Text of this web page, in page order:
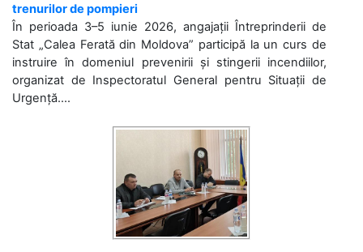
trenurilor de pompieri
În perioada 3–5 iunie 2026, angajații Întreprinderii de
Stat „Calea Ferată din Moldova” participă la un curs de
instruire în domeniul prevenirii și stingerii incendiilor,
organizat de Inspectoratul General pentru Situații de
Urgență....